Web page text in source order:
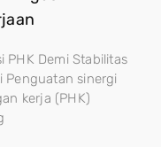
PHK Demi Stabilitas
Penguatan sinergi
kerja (PHK)